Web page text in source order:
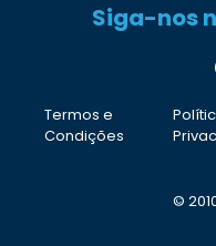
Siga-nos
Termos e
Condições
©